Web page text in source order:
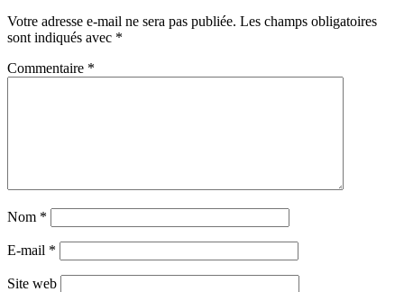
Votre adresse e-mail ne sera pas publiée. Les champs obligatoires
sont indiqués avec *
Commentaire *
Nom *
E-mail *
Site web